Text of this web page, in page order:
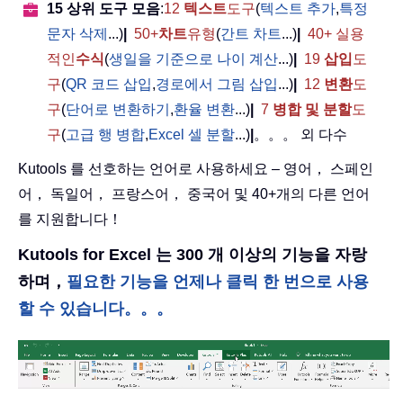
15 상위 도구 모음:12 텍스트도구(텍스트 추가,특정
문자 삭제 ...) 50+차트유형(간트 차트...)
40+ 실용
적인수식(생일을 기준으로 나이 계산...) 19 삽입 도
구(QR 코드 삽입,경로에서 그림 삽입...) 12 변환도
구(단어로 변환하기 ,환율 변환...) 7 병합 및 분할도
구(고급 행 병합,Excel 셀 분할...) 。。。 외 다수
Kutools 를 선호하는 언어로 사용하세요 – 영어， 스페인
어， 독일어， 프랑스어， 중국어 및 40+개의 다른 언어
를 지원합니다！
Kutools for Excel 는 300 개 이상의 기능을 자랑
하며， 필요한 기능을 언제나 클릭 한 번으로 사용
할 수 있습니다。。。